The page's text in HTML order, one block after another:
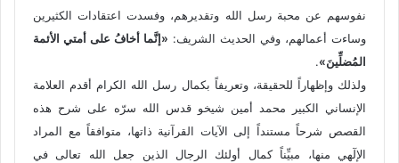
نفوسهم عن محبة رسل الله وتقديرهم، وفسدت اعتقادات الكثيرين
وساءت أعمالهم، وفي الحديث الشريف: «إنَّما أخافُ على أمتي الأئمة
المُضلِّينَ».
ولذلك وإظهاراً للحقيقة، وتعريفاً بكمال رسل الله الكرام أقدم العلامة
الإنساني الكبير محمد أمين شيخو قدس الله سرّه على شرح هذه
القصص شرحاً مستنداً إلى الآيات القرآنية ذاتها، متوافقاً مع المراد
الإلٓهي منها، مبيِّناً كمال أولئك الرجال الذين جعل الله تعالى في